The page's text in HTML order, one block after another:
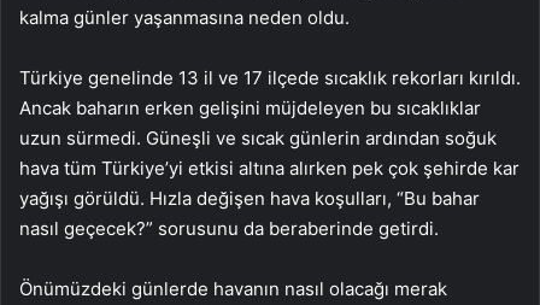
kalma günler yaşanmasına neden oldu.
Türkiye genelinde 13 il ve 17 ilçede sıcaklık rekorları kırıldı.
Ancak baharın erken gelişini müjdeleyen bu sıcaklıklar
uzun sürmedi. Güneşli ve sıcak günlerin ardından soğuk
hava tüm Türkiye’yi etkisi altına alırken pek çok şehirde kar
yağışı görüldü. Hızla değişen hava koşulları, “Bu bahar
nasıl geçecek?” sorusunu da beraberinde getirdi.
Önümüzdeki günlerde havanın nasıl olacağı merak